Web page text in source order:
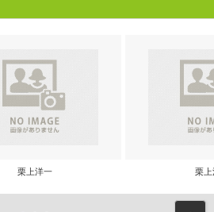
栗上洋一 栗上